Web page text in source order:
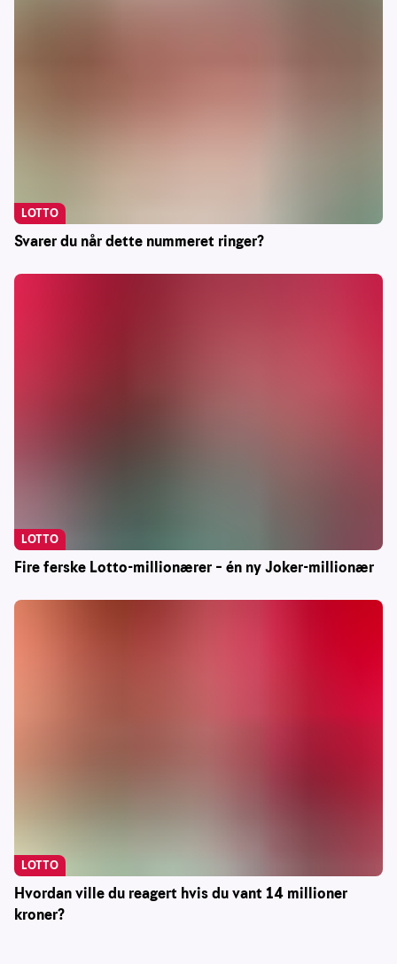
Svarer du når dette nummeret ringer?
LOTTO
Fire ferske Lotto-millionærer – én ny Joker-millionær
LOTTO
Hvordan ville du reagert hvis du vant 14 millioner
kroner?
LOTTO